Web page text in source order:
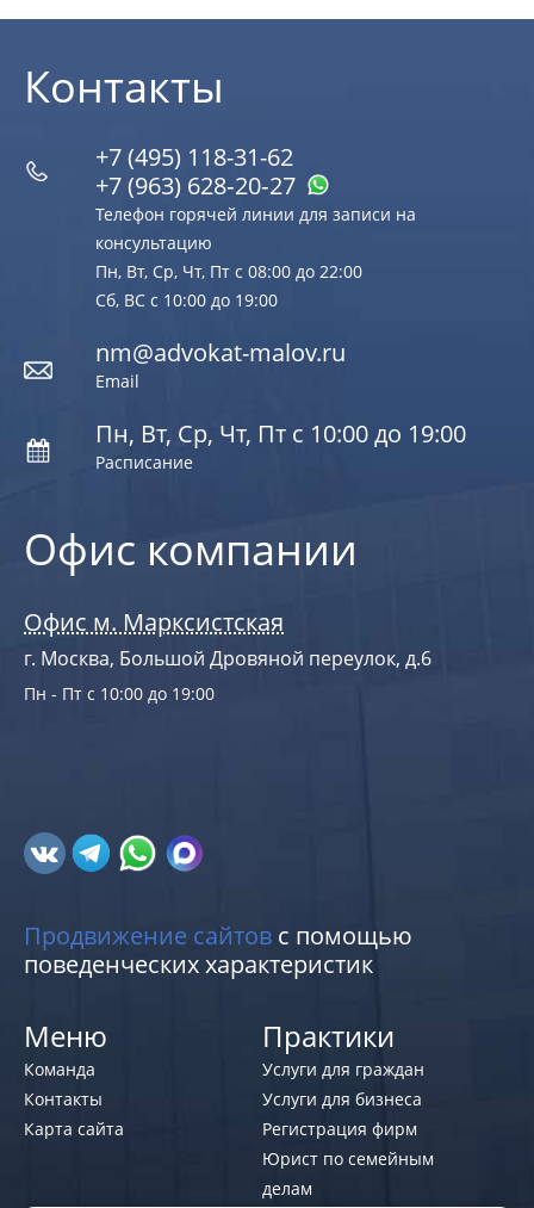
Офис компании
Офис м. Марксистская
г. Москва, Большой Дровяной переулок, д.6
Пн - Пт с 10:00 до 19:00
Контакты
+7 (495) 118-31-62
+7 (963) 628‑20‑27
Телефон горячей линии для записи на
консультацию
Пн, Вт, Ср, Чт, Пт с 08:00 до 22:00
Сб, ВС с 10:00 до 19:00
nm@advokat-malov.ru
Email
Пн, Вт, Ср, Чт, Пт с 10:00 до 19:00
Расписание
Продвижение сайтов с помощью
поведенческих характеристик
Меню
Команда
Контакты
Карта сайта
Практики
Услуги для граждан
Услуги для бизнеса
Регистрация фирм
Юрист по семейным
делам